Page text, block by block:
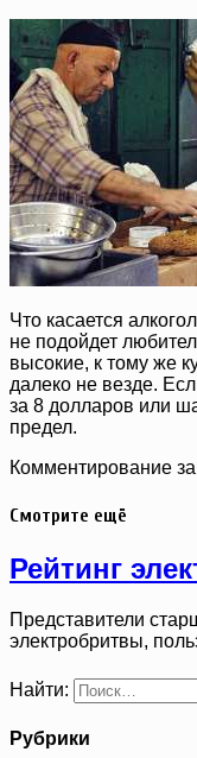
Что касается
не подойдет
высокие, к тому же
далеко не везде.
за 8 долларов или
предел.
Комментирование
Смотрите ещё
Рейтинг
Представители
электробритвы,
Найти:
Рубрики